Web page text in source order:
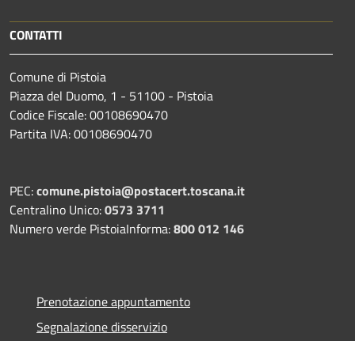
CONTATTI
Comune di Pistoia
Piazza del Duomo, 1 - 51100 - Pistoia
Codice Fiscale: 00108690470
Partita IVA: 00108690470
PEC:comune.pistoia@postacert.toscana.it
Centralino Unico:0573 3711
Numero verde PistoiaInforma:800 012 146
Prenotazione appuntamento
Segnalazione disservizio